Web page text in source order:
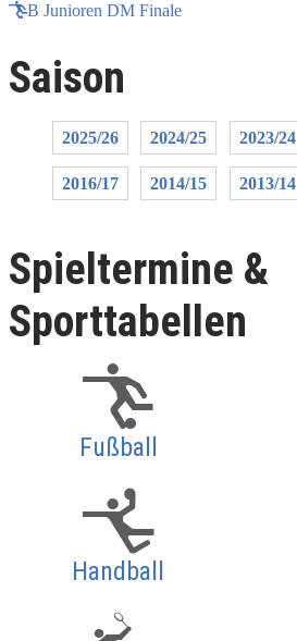
B Junioren DM Finale
Saison
2025/26 2024/25 2023/24
2016/17 2014/15 2013/14
Spieltermine &
Sporttabellen
Fußball
Handball